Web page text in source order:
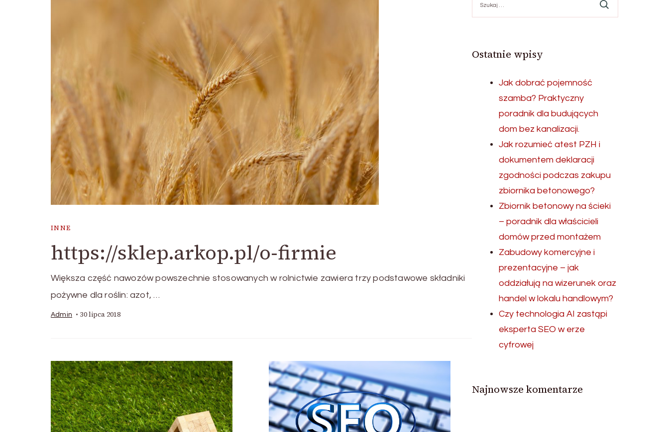
INNE
https://sklep.arkop.pl/o-firmie
Większa część nawozów powszechnie stosowanych w rolnictwie zawiera trzy podstawowe składniki
pożywne dla roślin: azot, …
Admin 30 lipca 2018
Ostatnie wpisy
Jak dobrać pojemność
szamba? Praktyczny
poradnik dla budujących
dom bez kanalizacji.
Jak rozumieć atest PZH i
dokumentem deklaracji
zgodności podczas zakupu
zbiornika betonowego?
Zbiornik betonowy na ścieki
– poradnik dla właścicieli
domów przed montażem
Zabudowy komercyjne i
prezentacyjne – jak
oddziałują na wizerunek oraz
handel w lokalu handlowym?
Czy technologia AI zastąpi
eksperta SEO w erze
cyfrowej
Najnowsze komentarze